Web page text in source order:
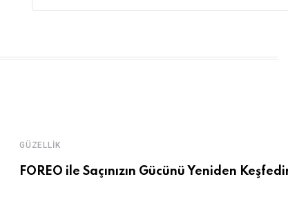
GÜZELLIK
FOREO ile Saçınızın Gücünü Yeniden